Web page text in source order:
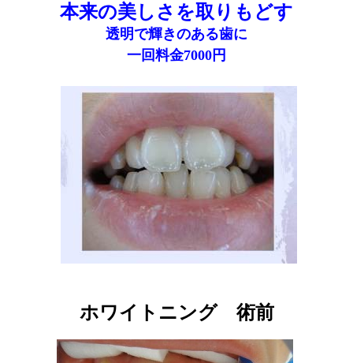
本来の美しさを取りもどす
透明で輝きのある歯に
一回料金7000円
ホワイトニング 術前